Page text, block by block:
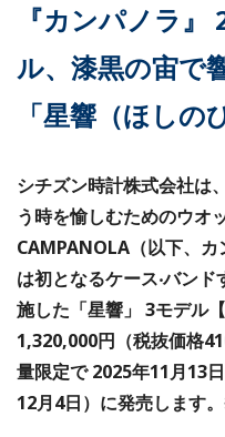
『カンパノラ
ル、漆黒の宙で
「星響（ほしの
シチズン時計株式会社は
う時を愉しむためのウオ
CAMPANOLA（以下、
は初となるケース‧バン
施した「星響」 3モデル
1,320,000円（税抜価格
量限定で 2025年11月13
12月4⽇）に発売します。